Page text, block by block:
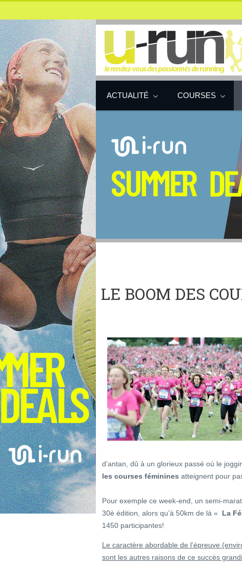
ACTUALITÉ COURSES
LE BOOM DES
d’antan, dû à un glorieux passé où le
les courses féminines atteignent pour
Pour exemple ce week-end, un semi-
30è édition, alors qu’à 50km de là «
La
1450 participantes!
Le caractère abordable de l’épreuve
sont les autres raisons de ce succès